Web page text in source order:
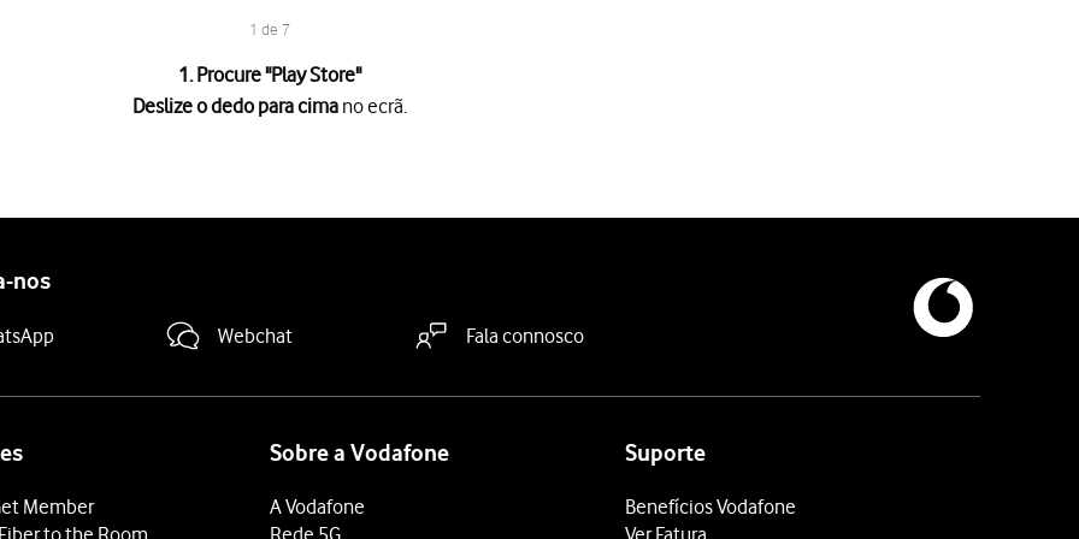
1 de 7
1. Procure "Play Store"
Deslize o dedo para cimano ecrã.
no ecrã para instalar a app.
grátis, prima o preço para instalar a app.
terminar e voltar ao ecrã inicial.
nos
Webchat Fala connosco
Member
to the Room
Sobre a Vodafone
A Vodafone
Rede 5G
Suporte
Benefícios Vodafone
Ver Fatura